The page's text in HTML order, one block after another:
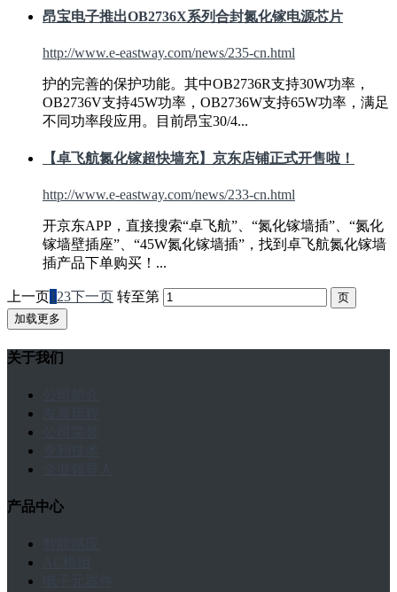
昂宝电子推出OB2736X系列合封氮化镓电源芯片
http://www.e-eastway.com/news/235-cn.html
护的完善的保护功能。其中OB2736R支持30W功率，
OB2736V支持45W功率，OB2736W支持65W功率，满足
不同功率段应用。目前昂宝30/4...
【卓飞航氮化镓超快墙充】京东店铺正式开售啦！
http://www.e-eastway.com/news/233-cn.html
开京东APP，直接搜索“卓飞航”、“氮化镓墙插”、“氮化
镓墙壁插座”、“45W氮化镓墙插”，找到卓飞航氮化镓墙
插产品下单购买！...
上一页1 23下一页 转至第
加载更多
关于我们
产品中心